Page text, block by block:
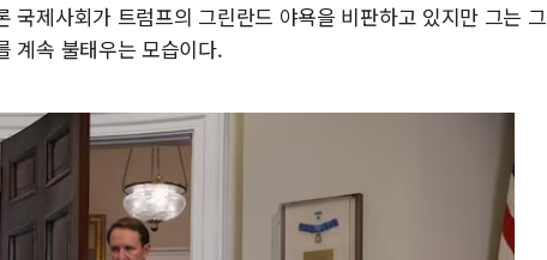
국제사회가 트럼프의 그린란드 야욕을 비판하고 있지만 그는 그
계속 불태우는 모습이다.